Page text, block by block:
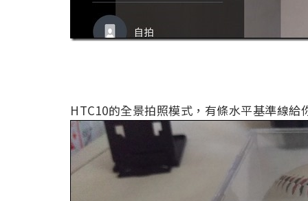
HTC10的全景拍照模式，有條水平基準線給